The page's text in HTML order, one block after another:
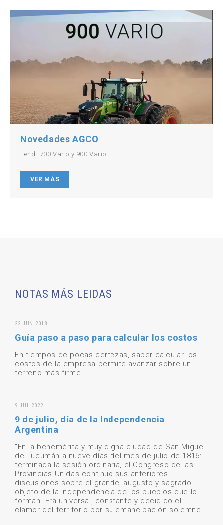
Novedades AGCO
Fendt 700 Vario y 900 Vario
VER MÁS
NOTAS MÁS LEIDAS
22 JUN 2018
Guía paso a paso para calcular los costos
En tiempos de pocas certezas, saber calcular los
costos de la empresa permite avanzar sobre un
terreno más firme.
9 JUL 2022
9 de julio, día de la Independencia
Argentina
"En la benemérita y muy digna ciudad de San Miguel
de Tucumán a nueve días del mes de julio de 1816:
terminada la sesión ordinaria, el Congreso de las
Provincias Unidas continuó sus anteriores
discusiones sobre el grande, augusto y sagrado
objeto de la independencia de los pueblos que lo
forman. Era universal, constante y decidido el
clamor del territorio por su emancipación solemne
..."